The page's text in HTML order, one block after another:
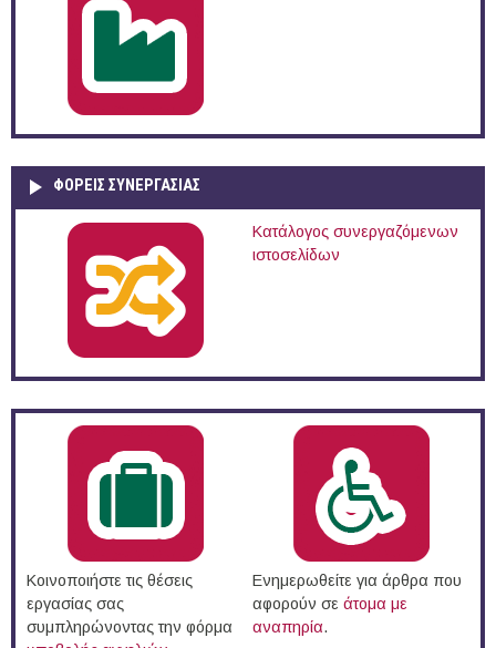
ΦΟΡΕΙΣ ΣΥΝΕΡΓΑΣΙΑΣ
Κατάλογος συνεργαζόμενων
ιστοσελίδων
Κοινοποιήστε τις θέσεις
εργασίας σας
συμπληρώνοντας την φόρμα
Ενημερωθείτε για άρθρα που
αφορούν σε άτομα με
αναπηρία.